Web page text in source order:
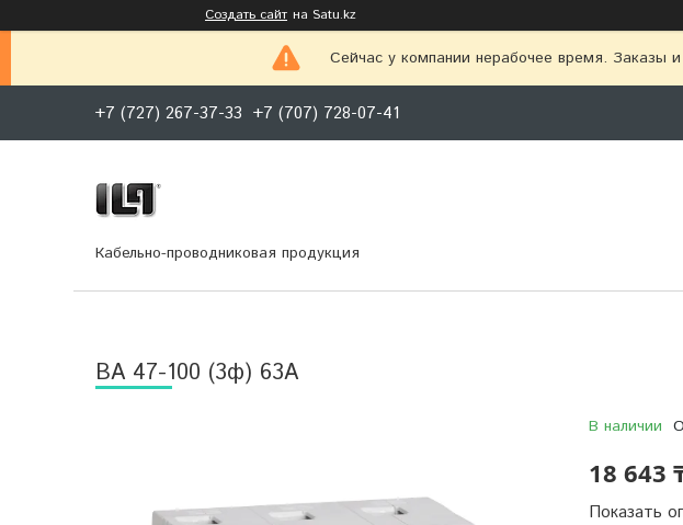
Создать сайт на Satu.kz
Сейчас у компании нерабочее время. Заказы
+7 (727) 267-37-33 +7 (707) 728-07-41
Кабельно-проводниковая продукция
BА 47-100 (3ф) 63А
В наличии
18 643
Показать